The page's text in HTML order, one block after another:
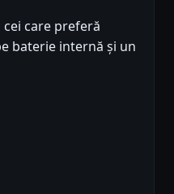
care preferă
baterie internă și un